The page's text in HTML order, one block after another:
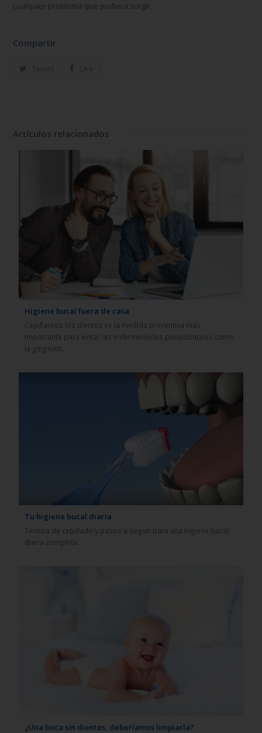
cualquier problema que pudiera surgir.
Compartir
Artículos relacionados
Higiene bucal fuera de casa
Cepillarnos los dientes es la medida preventiva más
importante para evitar las enfermedades periodontales como
la gingivitis.
Tu higiene bucal diaria
Técnica de cepillado y pasos a seguir para una higiene bucal
diaria completa.
¿Una boca sin dientes, deberíamos limpiarla?